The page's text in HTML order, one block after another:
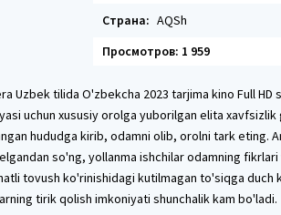
Страна: AQSh
Просмотров: 1 959
Uzbek tilida O'zbekcha 2023 tarjima kino Full HD
uchun xususiy orolga yuborilgan elita xavfsizlik
hududga kirib, odamni olib, orolni tark eting.
so'ng, yollanma ishchilar odamning
tovush ko'rinishidagi kutilmagan to'siqga duch
tirik qolish imkoniyati shunchalik kam bo'ladi.